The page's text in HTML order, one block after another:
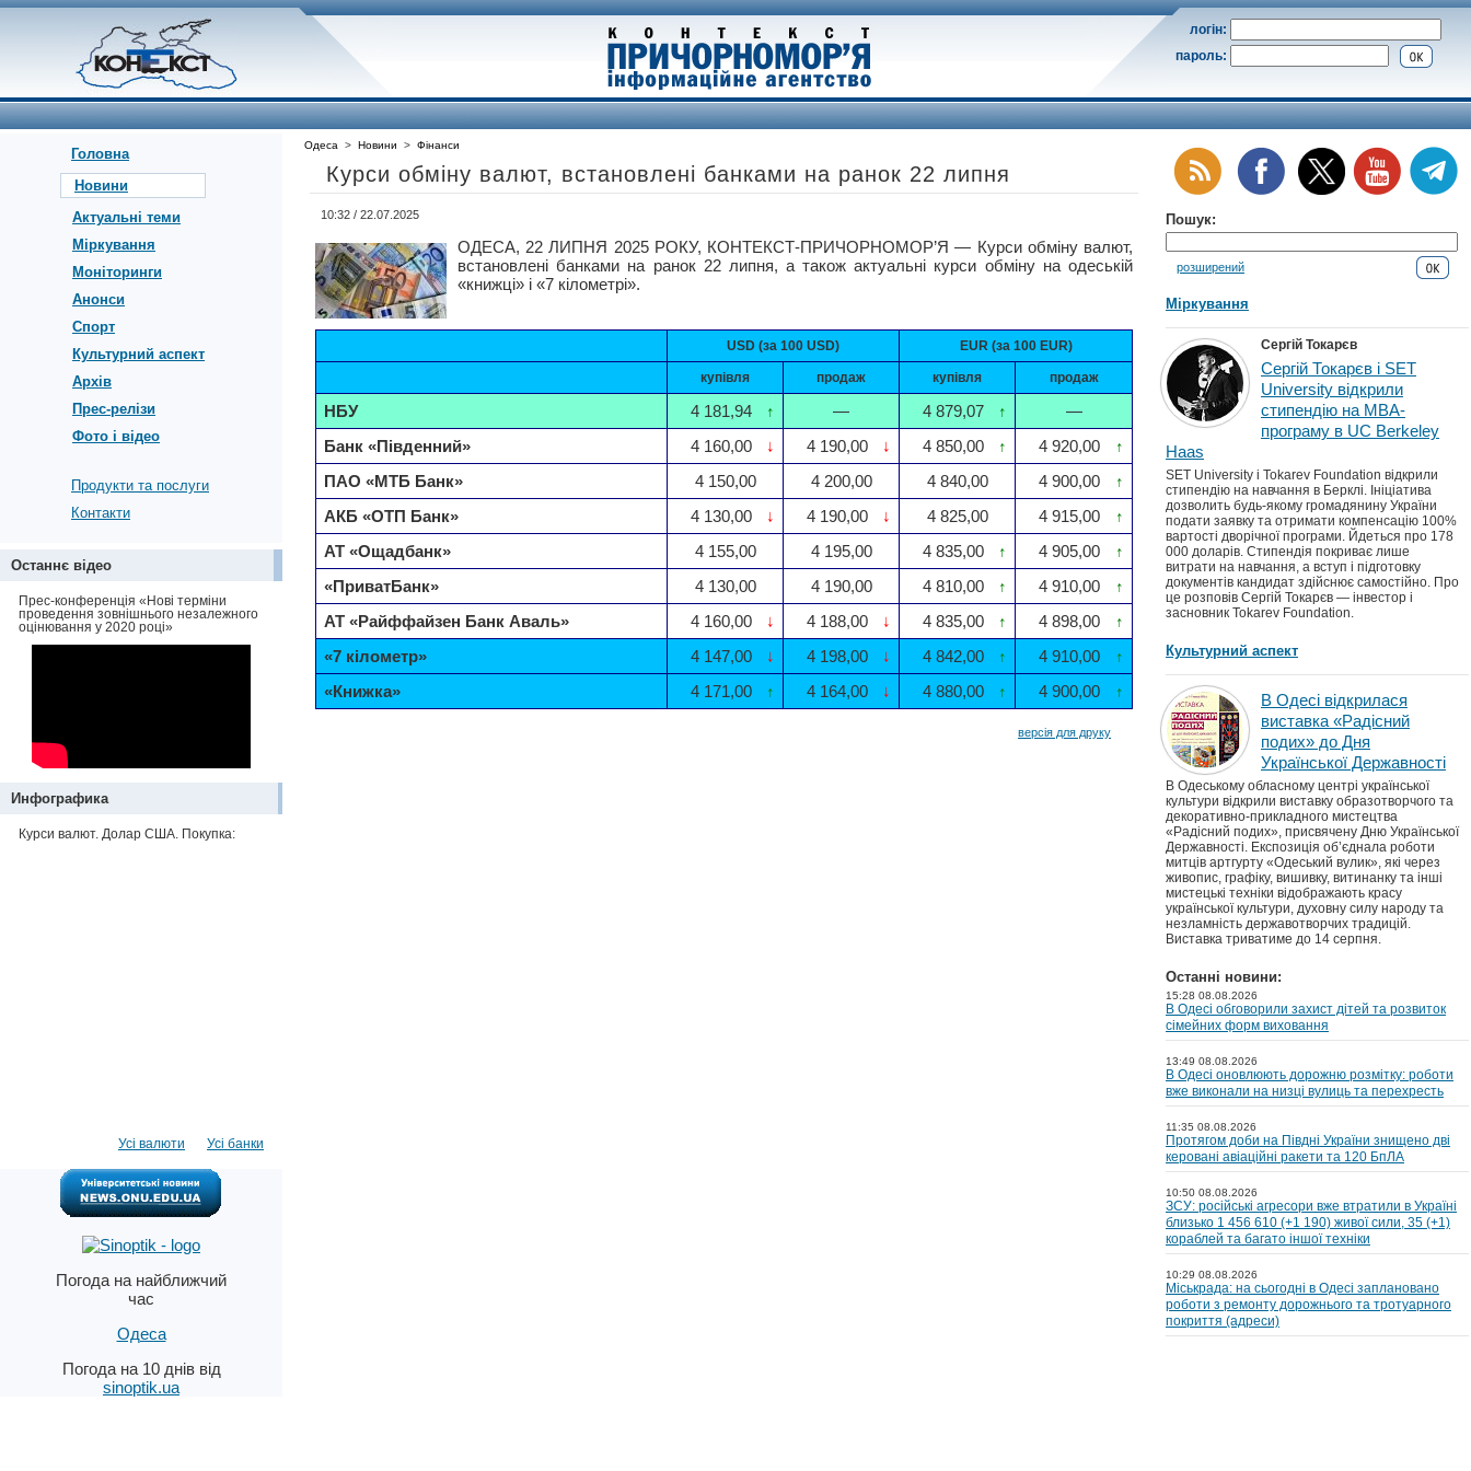
логін:
пароль:
Головна
Новини
Актуальні теми
Міркування
Моніторинги
Анонси
Спорт
Культурний аспект
Архів
Прес-релізи
Фото і відео
Продукти та послуги
Контакти
Останнє відео
Прес-конференція «Нові терміни
проведення зовнішнього незалежного
оцінювання у 2020 році»
Инфографика
Курси валют. Долар США. Покупка:
Усі банки
Усі валюти
Погода на найближчий
час
Одеса
Погода на 10 днів від
sinoptik.ua
Одеса > Новини > Фінанси
Курси обміну валют, встановлені банками на ранок 22 липня
10:32 / 22.07.2025
ОДЕСА, 22 ЛИПНЯ 2025 РОКУ, КОНТЕКСТ-ПРИЧОРНОМОР’Я — Курси обміну валют,
встановлені банками на ранок 22 липня, а також актуальні курси обміну на одеській
«книжці» і «7 кілометрі».
USD (за 100 USD) EUR (за 100 EUR)
купівля продаж купівля продаж
НБУ 4 181,94 ↑ — 4 879,07 ↑
—
Банк «Південний»
4 160,00 ↓ 4 190,00 ↓ 4 850,00 ↑ 4 920,00
↑
ПАО «МТБ Банк»
4 150,00 4 200,00 4 840,00 4 900,00
↑
АКБ «ОТП Банк»
4 130,00 ↓ 4 190,00 ↓ 4 825,00 4 915,00
↑
АТ «Ощадбанк»
4 155,00 4 195,00 4 835,00 ↑ 4 905,00
↑
«ПриватБанк»
4 130,00 4 190,00 4 810,00 ↑ 4 910,00
↑
АТ «Райффайзен Банк Аваль»
4 160,00 ↓ 4 188,00 ↓ 4 835,00 ↑ 4 898,00
↑
«7 кілометр»
4 147,00 ↓ 4 198,00 ↓ 4 842,00 ↑ 4 910,00
↑
«Книжка»
4 171,00 ↑ 4 164,00 ↓ 4 880,00 ↑ 4 900,00 ↑
версія для друку
Пошук:
розширений
Міркування
Сергій Токарєв
Сергій Токарєв і SET
University відкрили
стипендію на MBA-
програму в UC Berkeley
Haas
SET University і Tokarev Foundation відкрили
стипендію на навчання в Берклі. Ініціатива
дозволить будь-якому громадянину України
подати заявку та отримати компенсацію 100%
вартості дворічної програми. Йдеться про 178
000 доларів. Стипендія покриває лише
витрати на навчання, а вступ і підготовку
документів кандидат здійснює самостійно. Про
це розповів Сергій Токарєв — інвестор і
засновник Tokarev Foundation.
Культурний аспект
В Одесі відкрилася
виставка «Радісний
подих» до Дня
Української Державності
В Одеському обласному центрі української
культури відкрили виставку образотворчого та
декоративно-прикладного мистецтва
«Радісний подих», присвячену Дню Української
Державності. Експозиція об’єднала роботи
митців артгурту «Одеський вулик», які через
живопис, графіку, вишивку, витинанку та інші
мистецькі техніки відображають красу
української культури, духовну силу народу та
незламність державотворчих традицій.
Виставка триватиме до 14 серпня.
Останні новини:
15:28 08.08.2026
В Одесі обговорили захист дітей та розвиток
сімейних форм виховання
13:49 08.08.2026
В Одесі оновлюють дорожню розмітку: роботи
вже виконали на низці вулиць та перехресть
11:35 08.08.2026
Протягом доби на Півдні України знищено дві
керовані авіаційні ракети та 120 БпЛА
10:50 08.08.2026
ЗСУ: російські агресори вже втратили в Україні
близько 1 456 610 (+1 190) живої сили, 35 (+1)
кораблей та багато іншої техніки
10:29 08.08.2026
Міськрада: на cьогодні в Одесі заплановано
роботи з ремонту дорожнього та тротуарного
покриття (адреси)